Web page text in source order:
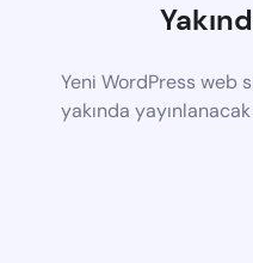
Yeni WordPress web
yakında yayınlanacak